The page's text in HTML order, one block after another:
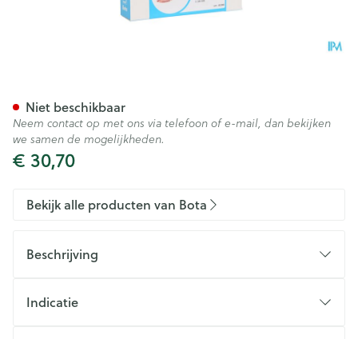
€ 30,70
Niet beschikbaar
Neem contact op met ons via telefoon of e-mail, dan bekijken
we samen de mogelijkheden.
Bekijk alle producten van Bota
Beschrijving
Indicatie